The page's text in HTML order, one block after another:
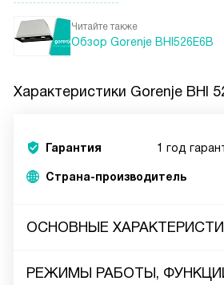
Читайте также
Обзор Gorenje BHI526E6B
Характеристики Gorenje BHI
Гарантия 1 год
Страна-производитель
ОСНОВНЫЕ
РЕЖИМЫ РАБОТЫ,